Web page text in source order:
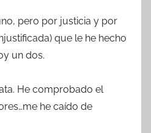
pero por justicia y por
que le he hecho
un dos.
He comprobado el
he caído de